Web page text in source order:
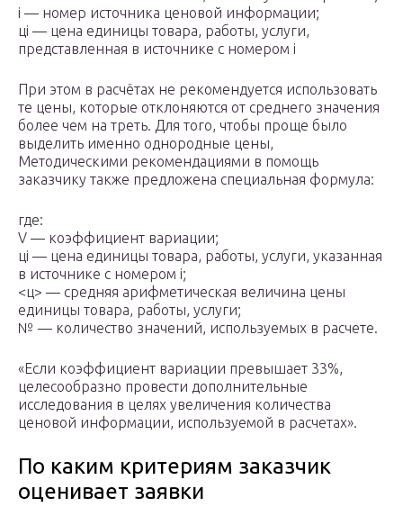
i — номер источника ценовой информации;
цi — цена единицы товара, работы, услуги,
представленная в источнике с номером i
При этом в расчётах не рекомендуется использовать
те цены, которые отклоняются от среднего значения
более чем на треть. Для того, чтобы проще было
выделить именно однородные цены,
Методическими рекомендациями в помощь
заказчику также предложена специальная формула:
где:
V — коэффициент вариации;
цi — цена единицы товара, работы, услуги, указанная
в источнике с номером i;
<ц> — средняя арифметическая величина цены
единицы товара, работы, услуги;
№ — количество значений, используемых в расчете.
«Если коэффициент вариации превышает 33%,
целесообразно провести дополнительные
исследования в целях увеличения количества
ценовой информации, используемой в расчетах».
По каким критериям заказчик
оценивает заявки